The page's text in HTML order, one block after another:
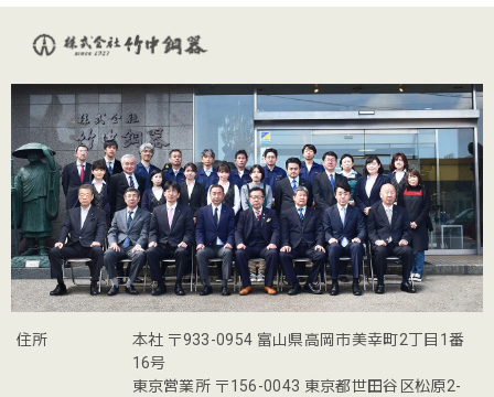
住所
本社 〒933-0954 富山県高岡市美幸町2丁目1番
16号
東京営業所 〒156-0043 東京都世田谷区松原2-